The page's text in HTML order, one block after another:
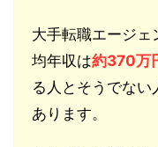
大手転職エージェ
均年収は約370万
る人とそうでない
あります。